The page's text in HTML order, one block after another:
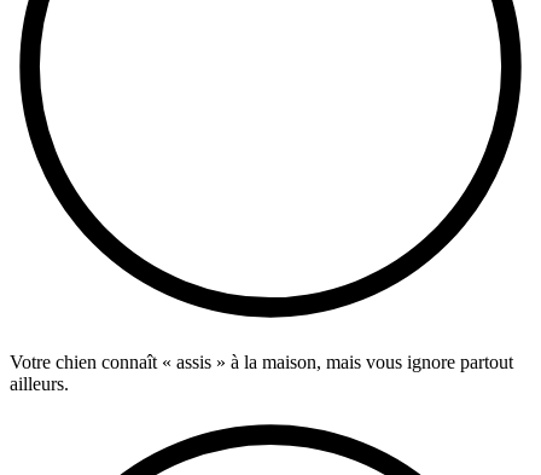
Votre chien connaît « assis » à la maison, mais vous ignore partout
ailleurs.